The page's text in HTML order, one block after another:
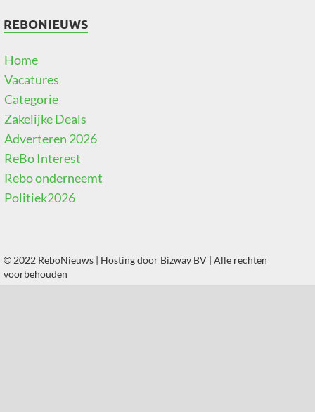
REBONIEUWS
Home
Vacatures
Categorie
Zakelijke Deals
Adverteren 2026
ReBo Interest
Rebo onderneemt
Politiek2026
© 2022 ReboNieuws | Hosting door Bizway BV | Alle rechten
voorbehouden